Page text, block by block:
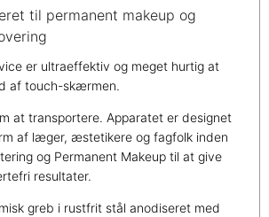
til permanent makeup og
er ultraeffektiv og meget hurtig at
af touch-skærmen.
at transportere. Apparatet er designet
af læger, æstetikere og fagfolk inden
og Permanent Makeup til at give
resultater.
greb i rustfrit stål anodiseret med